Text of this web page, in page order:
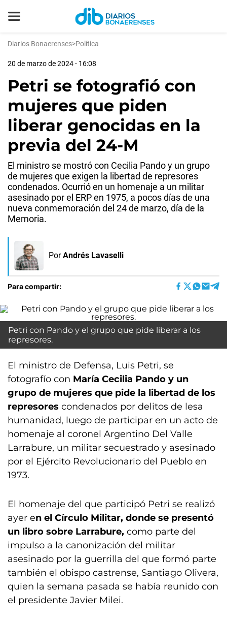
Diarios Bonaerenses>Política
20 de marzo de 2024 - 16:08
Petri se fotografió con
mujeres que piden
liberar genocidas en la
previa del 24-M
El ministro se mostró con Cecilia Pando y un grupo
de mujeres que exigen la libertad de represores
condenados. Ocurrió en un homenaje a un militar
asesinado por el ERP en 1975, a pocos días de una
nueva conmemoración del 24 de marzo, día de la
Memoria.
Por Andrés Lavaselli
Para compartir:
Petri con Pando y el grupo que pide liberar a los
represores.
El ministro de Defensa, Luis Petri, se
fotografío con María Cecilia Pando y un
grupo de mujeres que pide la libertad de los
represores condenados por delitos de lesa
humanidad, luego de participar en un acto de
homenaje al coronel Argentino Del Valle
Larrabure, un militar secuestrado y asesinado
por el Ejército Revolucionario del Pueblo en
1973.
El homenaje del que participó Petri se realizó
ayer en el Círculo Militar, donde se presentó
un libro sobre Larrabure, como parte del
impulso a la canonización del militar
asesinado por la guerrilla del que formó parte
también el obispo castrense, Santiago Olivera,
quien la semana pasada se había reunido con
el presidente Javier Milei.